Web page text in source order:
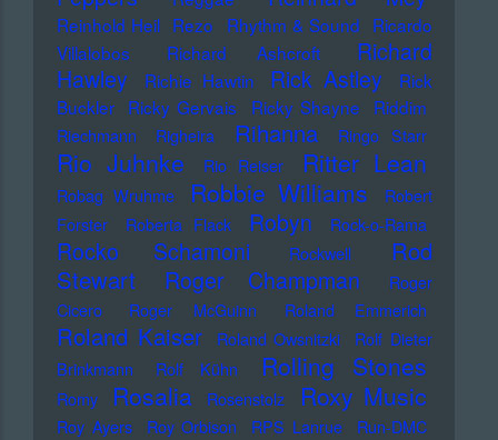
Reinhold Heil Rezo Rhythm & Sound Ricardo
Villalobos
Richard Ashcroft
Richard
Hawley
Richie Hawtin Rick Astley
Rick
Buckler
Ricky Gervais Ricky Shayne Riddim
Riechmann Righeira Rihanna Ringo Starr
Rio Juhnke Rio Reiser Ritter Lean
Robag Wruhme Robbie Williams
Robert
Forster
Roberta Flack Robyn Rock-o-Rama
Rocko Schamoni Rockwell
Rod
Stewart
Roger Champman
Roger
Cicero
Roger McGuinn Roland Emmerich
Roland Kaiser Roland Owsnitzki
Rolf Dieter
Brinkmann
Rolf Kühn Rolling Stones
Romy Rosalia Rosenstolz Roxy Music
Roy Ayers Roy Orbison RPS Lanrue
Run-DMC